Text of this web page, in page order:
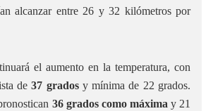
alcanzar entre 26 y 32 kilómetros por
el aumento en la temperatura, con
de37 gradosy mínima de 22 grados.
36 grados como máxima y 21